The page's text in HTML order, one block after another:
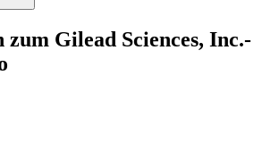
Gilead Sciences, Inc.-